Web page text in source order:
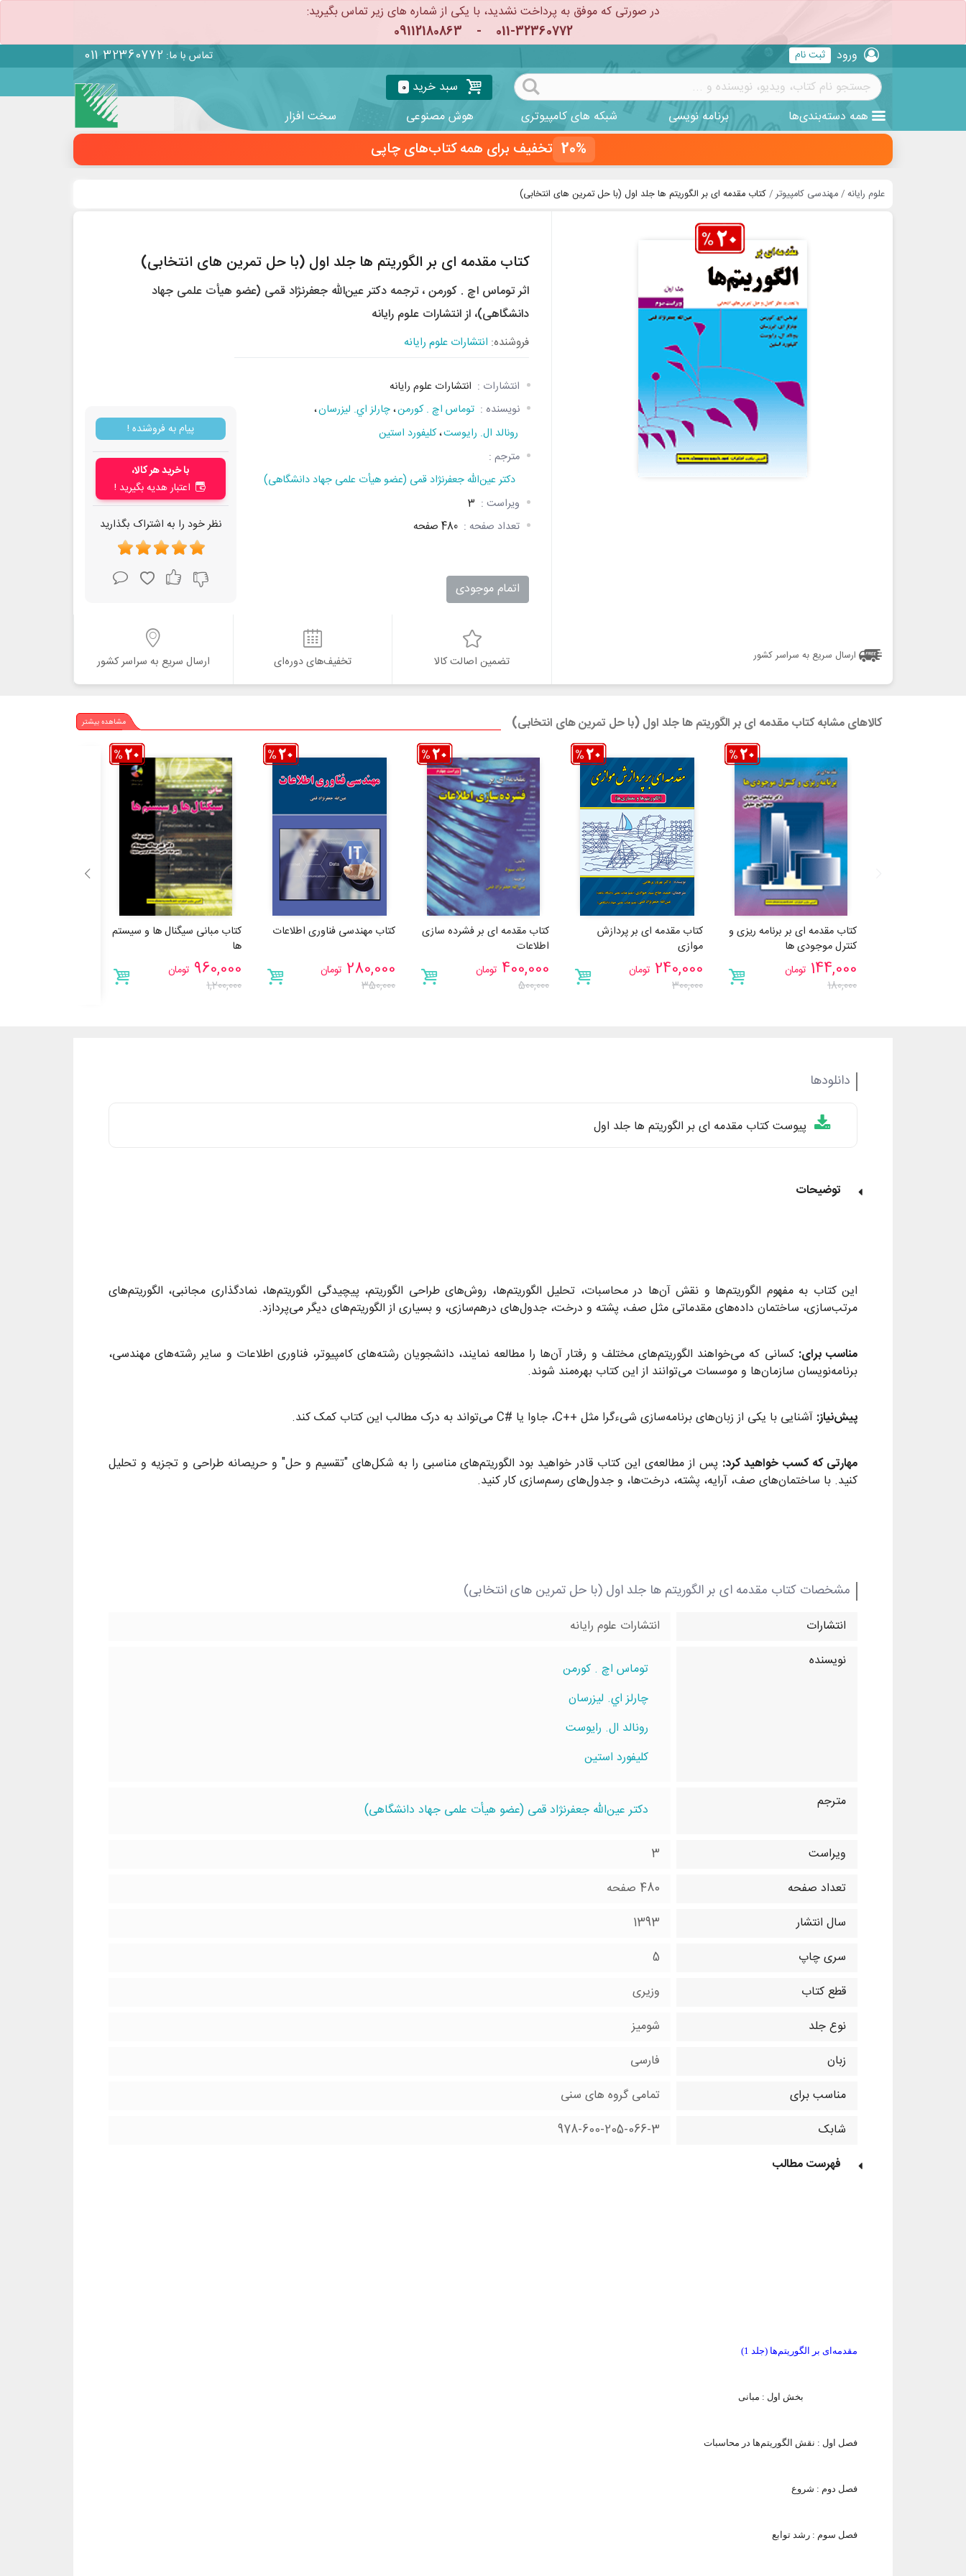
در صورتی که موفق به پرداخت نشدید، با یکی از شماره های زیر تماس بگیرید:
011-32360772
-
09112180863
ثبت نام ورود تماس با ما: 011 32360772
0 سبد خرید
همه دسته‌بندی‌ها برنامه نویسی شبکه های کامپیوتری هوش مصنوعی سخت افزار
20% تخفیف برای همه کتاب‌های چاپی
علوم رایانه مهندسی کامپیوتر کتاب مقدمه ای بر الگوریتم ها جلد اول (با حل تمرین های انتخابی)
ارسال سریع به سراسر کشور
کتاب مقدمه ای بر الگوریتم ها جلد اول (با حل تمرین های انتخابی)
اثر توماس اچ . کورمن ، ترجمه دکتر عین‌الله جعفرنژاد قمی (عضو هیأت علمی جهاد
دانشگاهی)، از انتشارات علوم رایانه
فروشنده: انتشارات علوم رایانه
انتشارات : انتشارات علوم رایانه
نویسنده : توماس اچ . کورمن،چارلز اي. ليزرسان،
رونالد ال. رايوست،کليفورد استين
مترجم :
دکتر عین‌الله جعفرنژاد قمی (عضو هیأت علمی جهاد دانشگاهی)
ویراست : 3
تعداد صفحه : 480 صفحه
اتمام موجودی
پیام به فروشنده !
با خرید هر کالا،
اعتبار هدیه بگیرید !
نظر خود را به اشتراک بگذارید
تضمین اصالت کالا تخفیف‌های دوره‌ای ارسال سریع به سراسر کشور
کالاهای مشابه کتاب مقدمه ای بر الگوریتم ها جلد اول (با حل تمرین های انتخابی) مشاهده بیشتر
کتاب مقدمه ای بر برنامه ریزی و
کنترل موجودی ها
144,000 تومان
180,000
کتاب مقدمه ای بر پردازش
موازی
240,000 تومان
300,000
کتاب مقدمه ای بر فشرده سازی
اطلاعات
400,000 تومان
500,000
کتاب مهندسی فناوری اطلاعات
280,000 تومان
350,000
کتاب مبانی سیگنال ها و سیستم
ها
960,000 تومان
1,200,000
دانلودها
پیوست کتاب مقدمه ای بر الگوریتم ها جلد اول
توضیحات
این کتاب به مفهوم الگوریتم‌‌ها و نقش آن‌‌ها در محاسبات، تحلیل الگوریتم‌‌ها، روش‌‌های طراحی الگوریتم، پیچیدگی الگوریتم‌‌ها، نمادگذاری مجانبی، الگوریتم‌‌های
مرتب‌‌سازی، ساختمان داده‌‌های مقدماتی مثل صف، پشته و درخت، جدول‌‌های درهم‌‌سازی، و بسیاری از الگوریتم‌‌های دیگر می‌‌پردازد.
مناسب برای: کسانی که می‌خواهند الگوریتم‌‌های مختلف و رفتار آن‌‌ها را مطالعه نمایند، دانشجویان رشته‌‌های کامپیوتر، فناوری اطلاعات و سایر رشته‌‌های مهندسی،
برنامه‌‌نویسان سازمان‌‌ها و موسسات می‌‌توانند از این کتاب بهره‌‌مند شوند.
پیش‌نیاز: آشنایی با یکی از زبان‌‌های برنامه‌‌سازی شیءگرا مثل ++C، جاوا یا #C می‌‌تواند به درک مطالب این کتاب کمک کند.
مهارتی که کسب خواهید کرد: پس از مطالعه‌‌ی این کتاب قادر خواهید بود الگوریتم‌‌های مناسبی را به شکل‌‌های "تقسیم و حل" و حریصانه طراحی و تجزیه و تحلیل
کنید. با ساختمان‌‌های صف، آرایه، پشته، درخت‌‌ها، و جدول‌‌های رسم‌‌سازی کار کنید.
مشخصات کتاب مقدمه ای بر الگوریتم ها جلد اول (با حل تمرین های انتخابی)
انتشارات
انتشارات علوم رایانه
نویسنده
توماس اچ . کورمن
چارلز اي. ليزرسان
رونالد ال. رايوست
کليفورد استين
مترجم دکتر عین‌الله جعفرنژاد قمی (عضو هیأت علمی جهاد دانشگاهی)
ویراست
3
تعداد صفحه
480 صفحه
سال انتشار
1393
سری چاپ
5
قطع کتاب
وزیری
نوع جلد
شومیز
زبان
فارسی
مناسب برای
تمامی گروه های سنی
شابک
978-600-205-066-3
فهرست مطالب
مقدمه‌ای بر الگوریتم‌ها (جلد 1)
بخش اول : مبانی
فصل اول : نقش الگوریتم‌ها در محاسبات
فصل دوم : شروع
فصل سوم : رشد توابع